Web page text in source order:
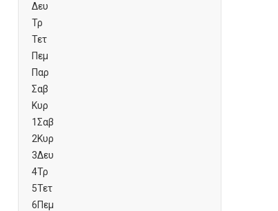
Δευ
Τρ
Τετ
Πεμ
Παρ
Σαβ
Κυρ
1Σαβ
2Κυρ
3Δευ
4Τρ
5Τετ
6Πεμ